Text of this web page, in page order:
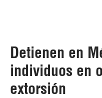
Detienen en
individuos en
extorsión